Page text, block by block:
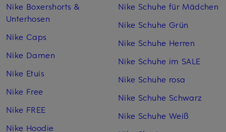
Nike Boxershorts &
Unterhosen
Nike Caps
Nike Damen
Nike Etuis
Nike Free
Nike FREE
Nike Hoodie
Nike Schuhe für Mädchen
Nike Schuhe Grün
Nike Schuhe Herren
Nike Schuhe im SALE
Nike Schuhe rosa
Nike Schuhe Schwarz
Nike Schuhe Weiß